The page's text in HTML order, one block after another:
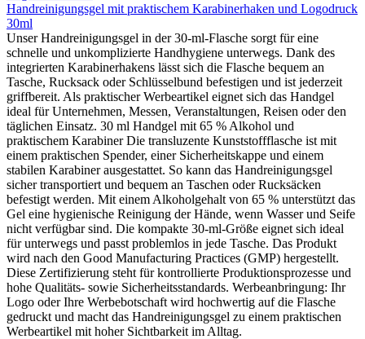
Handreinigungsgel mit praktischem Karabinerhaken und Logodruck
30ml
Unser Handreinigungsgel in der 30-ml-Flasche sorgt für eine
schnelle und unkomplizierte Handhygiene unterwegs. Dank des
integrierten Karabinerhakens lässt sich die Flasche bequem an
Tasche, Rucksack oder Schlüsselbund befestigen und ist jederzeit
griffbereit. Als praktischer Werbeartikel eignet sich das Handgel
ideal für Unternehmen, Messen, Veranstaltungen, Reisen oder den
täglichen Einsatz. 30 ml Handgel mit 65 % Alkohol und
praktischem Karabiner Die transluzente Kunststoffflasche ist mit
einem praktischen Spender, einer Sicherheitskappe und einem
stabilen Karabiner ausgestattet. So kann das Handreinigungsgel
sicher transportiert und bequem an Taschen oder Rucksäcken
befestigt werden. Mit einem Alkoholgehalt von 65 % unterstützt das
Gel eine hygienische Reinigung der Hände, wenn Wasser und Seife
nicht verfügbar sind. Die kompakte 30-ml-Größe eignet sich ideal
für unterwegs und passt problemlos in jede Tasche. Das Produkt
wird nach den Good Manufacturing Practices (GMP) hergestellt.
Diese Zertifizierung steht für kontrollierte Produktionsprozesse und
hohe Qualitäts- sowie Sicherheitsstandards. Werbeanbringung: Ihr
Logo oder Ihre Werbebotschaft wird hochwertig auf die Flasche
gedruckt und macht das Handreinigungsgel zu einem praktischen
Werbeartikel mit hoher Sichtbarkeit im Alltag.